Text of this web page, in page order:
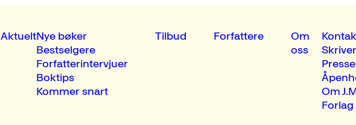
AktueltNye bøker
Bestselgere
Forfatterintervjuer
Boktips
Kommer snart
Tilbud Forfattere
Om
oss
Presse
Om
Forlag